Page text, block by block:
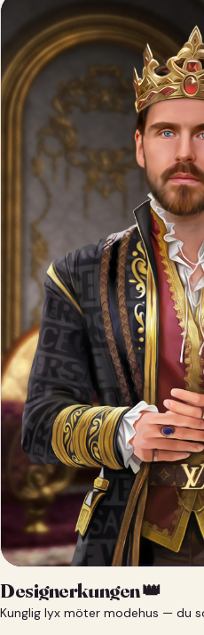
Designerkungen 👑
Kunglig lyx möter modehus — du